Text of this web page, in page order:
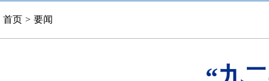
首页 > 要闻